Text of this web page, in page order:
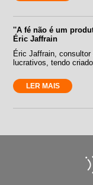
''A fé não é um
Éric Jaffrain
Éric Jaffrain,
lucrativos, tendo
LER MAIS